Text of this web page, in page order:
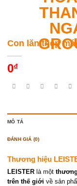
Con lăn thép
0₫
MÔ TẢ
ĐÁNH GIÁ (0)
Thương hiệu
LEISTER là một
trên thế giới về sản